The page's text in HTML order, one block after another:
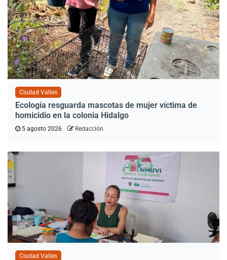
Ciudad Valles
Ecología resguarda mascotas de mujer víctima de
homicidio en la colonia Hidalgo
5 agosto 2026 Redacción
Ciudad Valles